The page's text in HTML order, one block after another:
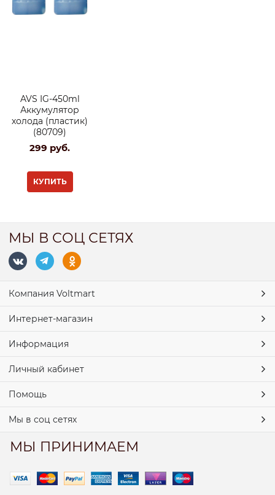
AVS IG-450ml
Аккумулятор
холода (пластик)
(80709)
299 руб.
КУПИТЬ
МЫ В СОЦ СЕТЯХ
Компания Voltmart
Интернет-магазин
Информация
Личный кабинет
Помощь
Мы в соц сетях
МЫ ПРИНИМАЕМ